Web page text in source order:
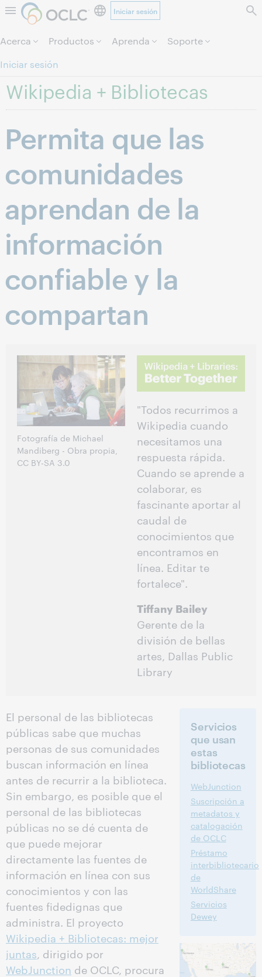
Saltar al contenido.
Iniciar sesión
Acerca Productos Aprenda
Soporte
Iniciar sesión
Wikipedia + Bibliotecas
Permita que las
comunidades
aprendan de la
información
confiable y la
compartan
Fotografía de Michael
Mandiberg - Obra propia,
CC BY-SA 3.0
"Todos recurrimos a
Wikipedia cuando
necesitamos una
respuesta rápida.
Cuando se aprende a
colaborar, es
fascinante aportar al
caudal de
conocimientos que
encontramos en
línea. Editar te
fortalece".
Tiffany Bailey
Gerente de la
división de bellas
artes, Dallas Public
Library
El personal de las bibliotecas
públicas sabe que muchas
personas de sus comunidades
buscan información en línea
antes de recurrir a la biblioteca.
Sin embargo, es posible que el
personal de las bibliotecas
públicas no se dé cuenta de
que puede mejorar
directamente las fuentes de
información en línea con sus
conocimientos y con las
fuentes fidedignas que
administra. El proyecto
Wikipedia + Bibliotecas: mejor
juntas, dirigido por
WebJunction de OCLC, procura
Servicios
que usan
estas
bibliotecas
WebJunction
Suscripción a
metadatos y
catalogación
de OCLC
Préstamo
interbibliotecario
de
WorldShare
Servicios
Dewey